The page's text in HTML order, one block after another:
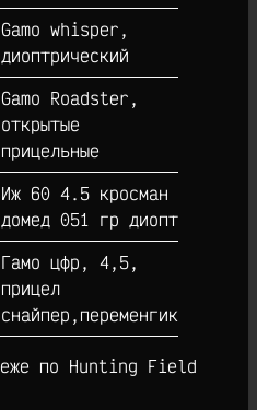
Gamo whisper,
диоптрический
Gamo Roadster,
открытые
прицельные
Иж 60 4.5 кросман
домед 051 гр диоптр
Гамо цфр, 4,5,
прицел
снайпер,переменгик